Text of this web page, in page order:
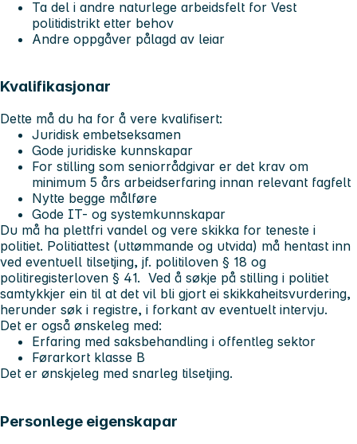
Ta del i andre naturlege arbeidsfelt for Vest
politidistrikt etter behov
Andre oppgåver pålagd av leiar
Kvalifikasjonar
Dette må du ha for å vere kvalifisert:
Juridisk embetseksamen
Gode juridiske kunnskapar
For stilling som seniorrådgivar er det krav om
minimum 5 års arbeidserfaring innan relevant fagfelt
Nytte begge målføre
Gode IT- og systemkunnskapar
Du må ha plettfri vandel og vere skikka for teneste i
politiet. Politiattest (uttømmande og utvida) må hentast inn
ved eventuell tilsetjing, jf. politiloven § 18 og
politiregisterloven § 41. Ved å søkje på stilling i politiet
samtykkjer ein til at det vil bli gjort ei skikkaheitsvurdering,
herunder søk i registre, i forkant av eventuelt intervju.
Det er også ønskeleg med:
Erfaring med saksbehandling i offentleg sektor
Førarkort klasse B
Det er ønskjeleg med snarleg tilsetjing.
Personlege eigenskapar